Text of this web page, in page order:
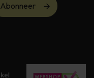
Abonneer